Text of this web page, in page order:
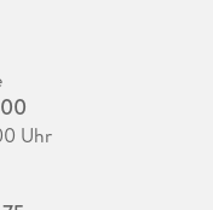
Uhr